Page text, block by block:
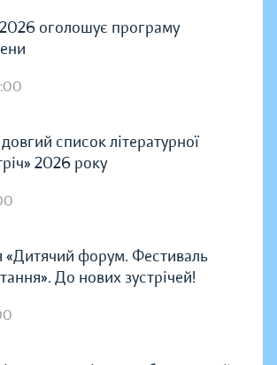
оголошує програму
список літературної
2026 року
«Дитячий форум. Фестиваль
До нових зустрічей!